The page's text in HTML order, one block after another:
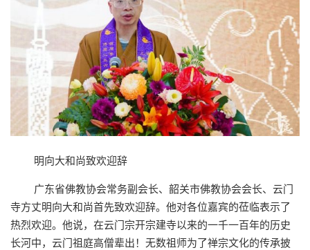
明向大和尚致欢迎辞
广东省佛教协会常务副会长、韶关市佛教协会会长、云门
寺方丈明向大和尚首先致欢迎辞。他对各位嘉宾的莅临表示了
热烈欢迎。他说，在云门宗开宗建寺以来的一千一百年的历史
长河中，云门祖庭高僧辈出！无数祖师为了禅宗文化的传承披